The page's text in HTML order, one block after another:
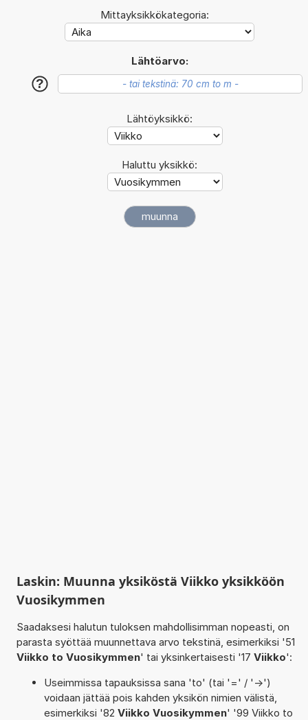
Mittayksikkökategoria:
Lähtöarvo:
?
Lähtöyksikkö:
Haluttu yksikkö:
Laskin: Muunna yksiköstä Viikko yksikköön
Vuosikymmen
Saadaksesi halutun tuloksen mahdollisimman nopeasti, on
parasta syöttää muunnettava arvo tekstinä, esimerkiksi '51
Viikko to Vuosikymmen' tai yksinkertaisesti '17 Viikko':
Useimmissa tapauksissa sana 'to' (tai '=' / '->')
voidaan jättää pois kahden yksikön nimien välistä,
esimerkiksi '82 Viikko Vuosikymmen' '99 Viikko to